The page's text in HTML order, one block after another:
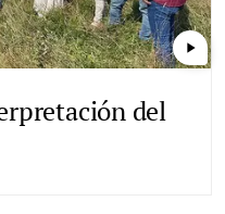
play_arrow
del